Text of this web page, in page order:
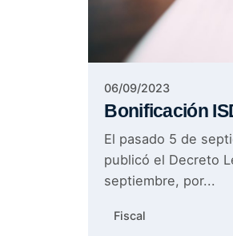
Posted by
Sable
06/09/2023
Bonificación
El pasado 5 de
publicó el Decreto
septiembre, por...
Fiscal